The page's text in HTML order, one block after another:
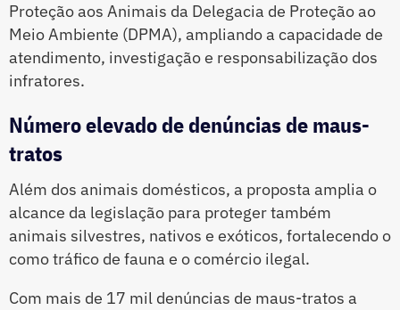
Proteção aos Animais da Delegacia de Proteção ao
Meio Ambiente (DPMA), ampliando a capacidade de
atendimento, investigação e responsabilização dos
infratores.
Número elevado de denúncias de maus-
tratos
Além dos animais domésticos, a proposta amplia o
alcance da legislação para proteger também
animais silvestres, nativos e exóticos, fortalecendo o
como tráfico de fauna e o comércio ilegal.
Com mais de 17 mil denúncias de maus-tratos a